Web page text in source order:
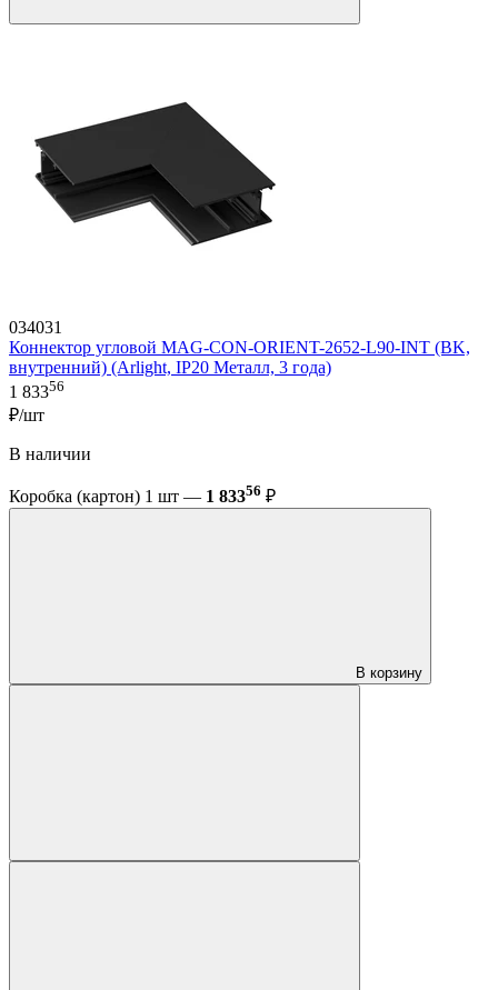
034031
Коннектор угловой MAG-CON-ORIENT-2652-L90-INT (BK,
внутренний) (Arlight, IP20 Металл, 3 года)
1 83356
₽/шт
В наличии
Коробка (картон) 1 шт — 1 83356 ₽
В корзину